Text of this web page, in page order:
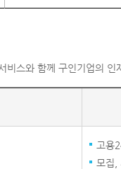
스와 함께 구인기업의
고용
모집,